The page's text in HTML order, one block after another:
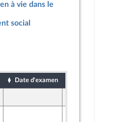
à vie dans le
social
Date d'examen